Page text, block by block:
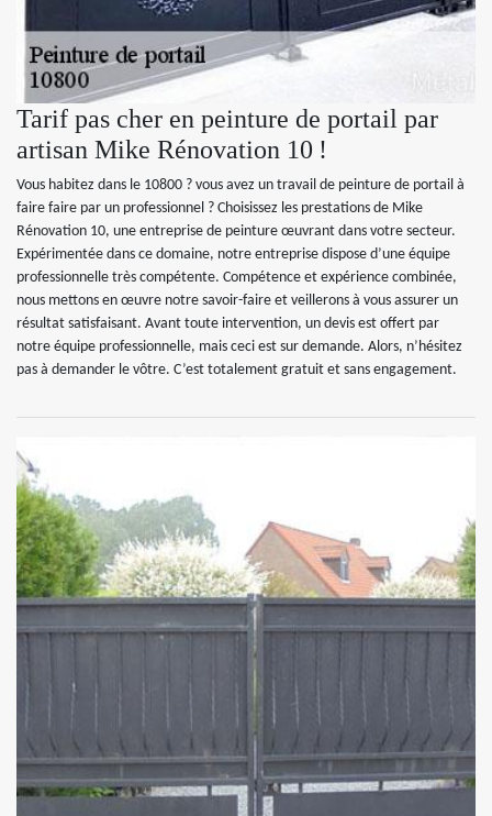
Tarif pas cher en peinture de portail par
artisan Mike Rénovation 10 !
Vous habitez dans le 10800 ? vous avez un travail de peinture de portail à
faire faire par un professionnel ? Choisissez les prestations de Mike
Rénovation 10, une entreprise de peinture œuvrant dans votre secteur.
Expérimentée dans ce domaine, notre entreprise dispose d’une équipe
professionnelle très compétente. Compétence et expérience combinée,
nous mettons en œuvre notre savoir-faire et veillerons à vous assurer un
résultat satisfaisant. Avant toute intervention, un devis est offert par
notre équipe professionnelle, mais ceci est sur demande. Alors, n’hésitez
pas à demander le vôtre. C’est totalement gratuit et sans engagement.